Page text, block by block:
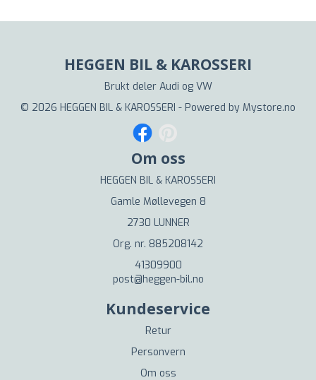
HEGGEN BIL & KAROSSERI
Brukt deler Audi og VW
© 2026 HEGGEN BIL & KAROSSERI - Powered by Mystore.no
Om oss
HEGGEN BIL & KAROSSERI
Gamle Møllevegen 8
2730 LUNNER
Org. nr. 885208142
41309900
post@heggen-bil.no
Kundeservice
Retur
Personvern
Om oss